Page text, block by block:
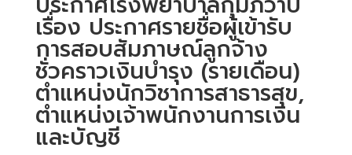
เรื่อง ประกาศรายชื่อผู้เข้ารับ
การสอบสัมภาษณ์ลูกจ้าง
ชั่วคราวเงินบำรุง (รายเดือน)
ตำแหน่งนักวิชาการสาธารสุข,
ตำแหน่งเจ้าพนักงานการเงิน
และบัญชี